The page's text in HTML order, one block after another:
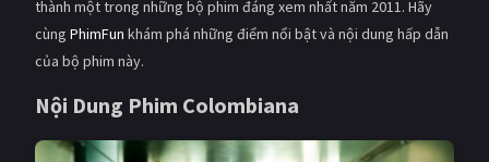
Viễn tưởng Khoa học - Tài liệu
thành một trong những bộ phim đáng xem nhất năm 2011. Hãy
cùng PhimFun khám phá những điểm nổi bật và nội dung hấp dẫn
của bộ phim này.
Nội Dung Phim Colombiana